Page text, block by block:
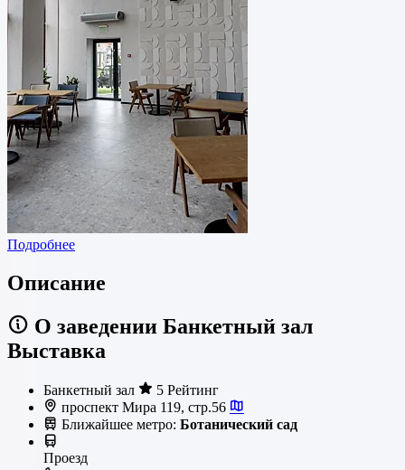
Подробнее
Описание
О заведении Банкетный зал
Выставка
Банкетный зал
5 Рейтинг
проспект Мира 119, стр.56
Ближайшее метро: Ботанический сад
Проезд